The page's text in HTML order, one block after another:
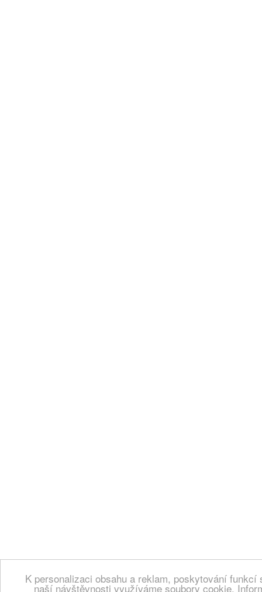
K personalizaci obsahu a reklam, poskytování
naší návštěvnosti využíváme soubory cookie.